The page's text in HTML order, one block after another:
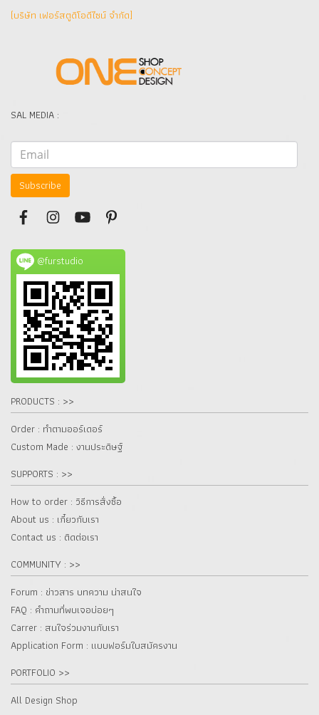
(บริษัท เฟอร์สตูดิโอดีไซน์ จำกัด]
SAL MEDIA :
Subscribe
@furstudio
PRODUCTS : >>
Order : ทำตามออร์เดอร์
Custom Made : งานประดิษฐ์
SUPPORTS : >>
How to order : วิธีการสั่งซื้อ
About us : เกี๋ยวกับเรา
Contact us : ติดต่อเรา
COMMUNITY : >>
Forum : ข่าวสาร บทความ น่าสนใจ
FAQ : คำถามที่พบเจอบ่อยๆ
Carrer : สนใจร่วมงานกับเรา
Application Form : แบบฟอร์มใบสมัครงาน
PORTFOLIO >>
All Design Shop